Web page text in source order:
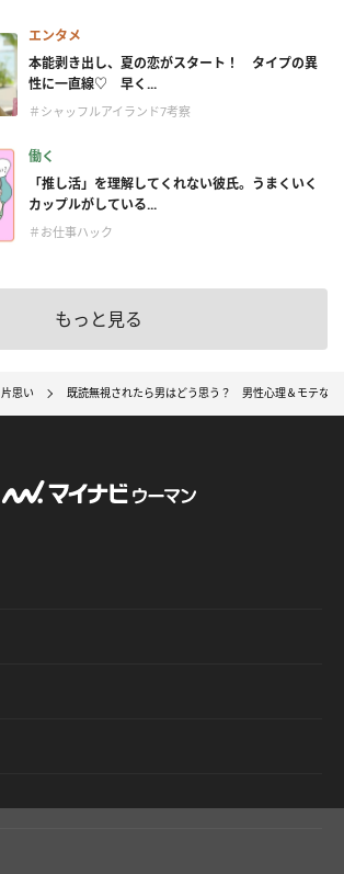
エンタメ
本能剥き出し、夏の恋がスタート！ タイプの異
性に一直線♡ 早く...
＃シャッフルアイランド7考察
働く
「推し活」を理解してくれない彼氏。うまくいく
カップルがしている...
＃お仕事ハック
もっと見る
片思い 既読無視されたら男はどう思う？ 男性心理＆モテない